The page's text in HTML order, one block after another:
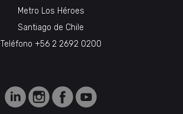
Metro Los Héroes
Santiago de Chile
Teléfono +56 2 2692 0200